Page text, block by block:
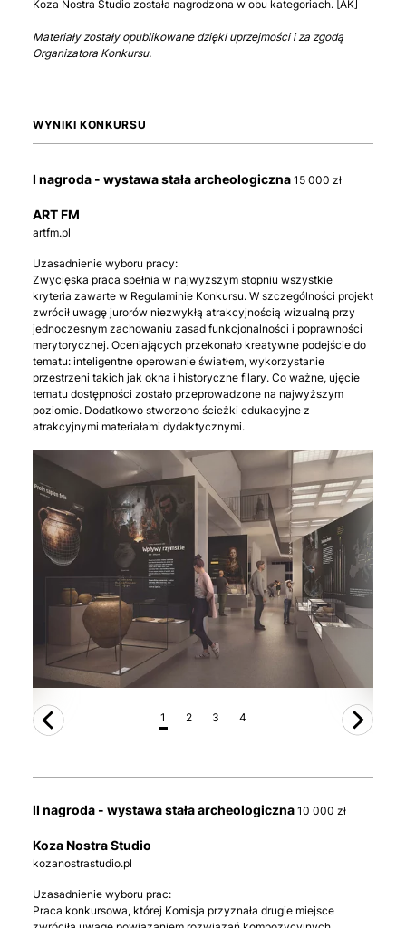
Koza Nostra Studio została nagrodzona w obu kategoriach. [AK]
Materiały zostały opublikowane dzięki uprzejmości i za zgodą
Organizatora Konkursu.
WYNIKI KONKURSU
1 2 3 4
I nagroda - wystawa stała archeologiczna 15 000 zł
ART FM
artfm.pl
Uzasadnienie wyboru pracy:
Zwycięska praca spełnia w najwyższym stopniu wszystkie
kryteria zawarte w Regulaminie Konkursu. W szczególności projekt
zwrócił uwagę jurorów niezwykłą atrakcyjnością wizualną przy
jednoczesnym zachowaniu zasad funkcjonalności i poprawności
merytorycznej. Oceniających przekonało kreatywne podejście do
tematu: inteligentne operowanie światłem, wykorzystanie
przestrzeni takich jak okna i historyczne filary. Co ważne, ujęcie
tematu dostępności zostało przeprowadzone na najwyższym
poziomie. Dodatkowo stworzono ścieżki edukacyjne z
atrakcyjnymi materiałami dydaktycznymi.
II nagroda - wystawa stała archeologiczna 10 000 zł
Koza Nostra Studio
kozanostrastudio.pl
Uzasadnienie wyboru prac:
Praca konkursowa, której Komisja przyznała drugie miejsce